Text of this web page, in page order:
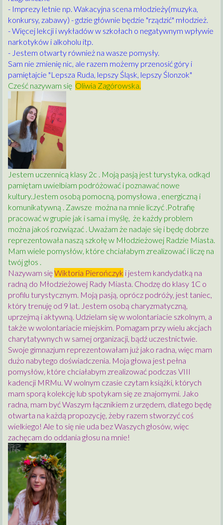
- Imprezy letnie np. Wakacyjna scena młodzieży(muzyka,
konkursy, zabawy) - gdzie głównie będzie "rządzić" młodzież.
- Więcej lekcji i wykładów w szkołach o negatywnym wpływie
narkotyków i alkoholu itp.
- Jestem otwarty również na wasze pomysły.
Sam nie zmienię nic, ale razem możemy przenosić góry i
pamiętajcie "Lepsza Ruda, lepszy Śląsk, lepszy Ślonzok"
Cześć nazywam się Oliwia Zagórowska.
Jestem uczennicą klasy 2c . Moją pasją jest turystyka, odkąd
pamiętam uwielbiam podróżować i poznawać nowe
kultury.Jestem osobą pomocną, pomysłowa , energiczną i
komunikatywną . Zawsze można na mnie liczyć .Potrafię
pracować w grupie jak i sama i myślę, że każdy problem
można jakoś rozwiązać . Uważam że nadaje się i będę dobrze
reprezentowała naszą szkołę w Młodzieżowej Radzie Miasta.
Mam wiele pomysłów, które chciałabym zrealizować i liczę na
twój głos .
Nazywam sięWiktoria Pierończyk i jestem kandydatką na
radną do Młodzieżowej Rady Miasta. Chodzę do klasy 1C o
profilu turystycznym. Moją pasją, oprócz podróży, jest taniec,
który trenuję od 9 lat. Jestem osobą charyzmatyczną,
uprzejmą i aktywną. Udzielam się w wolontariacie szkolnym, a
także w wolontariacie miejskim. Pomagam przy wielu akcjach
charytatywnych w samej organizacji, bądź uczestnictwie.
Swoje gimnazjum reprezentowałam już jako radna, więc mam
dużo nabytego doświadczenia. Moja głowa jest pełna
pomysłów, które chciałabym zrealizować podczas VIII
kadencji MRMu. W wolnym czasie czytam książki, których
mam sporą kolekcję lub spotykam się ze znajomymi. Jako
radna, mam być Waszym łącznikiem z urzędem, dlatego będę
otwarta na każdą propozycję, żeby razem stworzyć coś
wielkiego! Ale to się nie uda bez Waszych głosów, więc
zachęcam do oddania głosu na mnie!